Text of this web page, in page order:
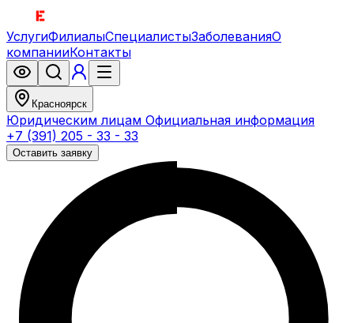
УслугиФилиалыСпециалистыЗаболеванияО
компанииКонтакты
Красноярск
Юридическим лицам Официальная информация
+7 (391) 205 - 33 - 33
Оставить заявку